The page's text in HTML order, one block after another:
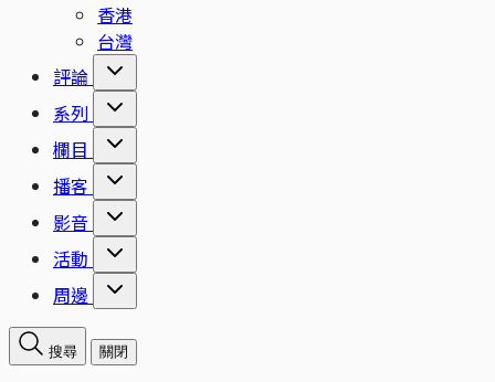
香港
台灣
評論
系列
欄目
播客
影音
活動
周邊
搜尋 關閉